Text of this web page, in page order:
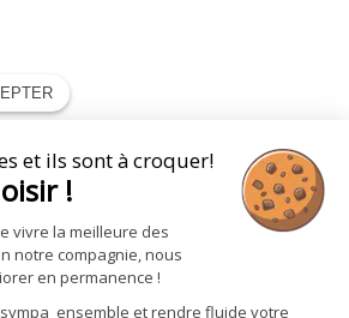
et ils sont à croquer!
!
vivre la meilleure des
notre compagnie, nous
en permanence !
ensemble et rendre fluide votre